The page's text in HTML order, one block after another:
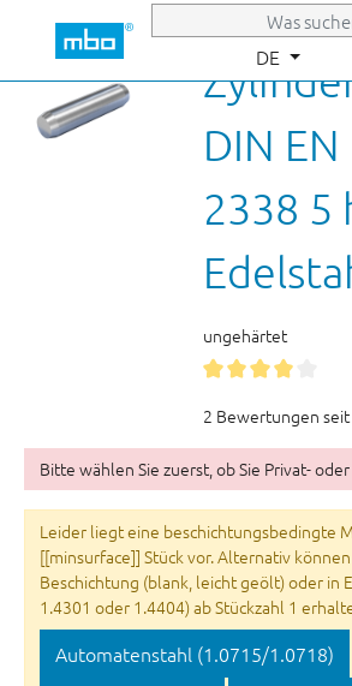
Zum Hauptinhalt springen
DE
DIN EN
2338 5
ungehärtet
2 Bewertungen
Bitte wählen Sie zuerst, ob Sie Privat-
Leider liegt eine beschichtungsbedingte
[[minsurface]] Stück vor. Alternativ
Beschichtung (blank, leicht geölt) oder in
1.4301 oder 1.4404) ab Stückzahl 1
Automatenstahl (1.0715/1.0718)